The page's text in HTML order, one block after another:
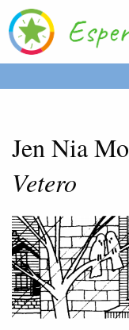
Jen Nia
Vetero